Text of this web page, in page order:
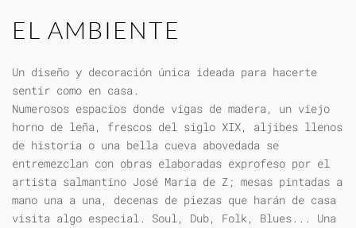
EL AMBIENTE
Un diseño y decoración única ideada para hacerte
sentir como en casa.
Numerosos espacios donde vigas de madera, un viejo
horno de leña, frescos del siglo XIX, aljibes llenos
de historia o una bella cueva abovedada se
entremezclan con obras elaboradas exprofeso por el
artista salmantino José María de Z; mesas pintadas a
mano una a una, decenas de piezas que harán de casa
visita algo especial. Soul, Dub, Folk, Blues... Una